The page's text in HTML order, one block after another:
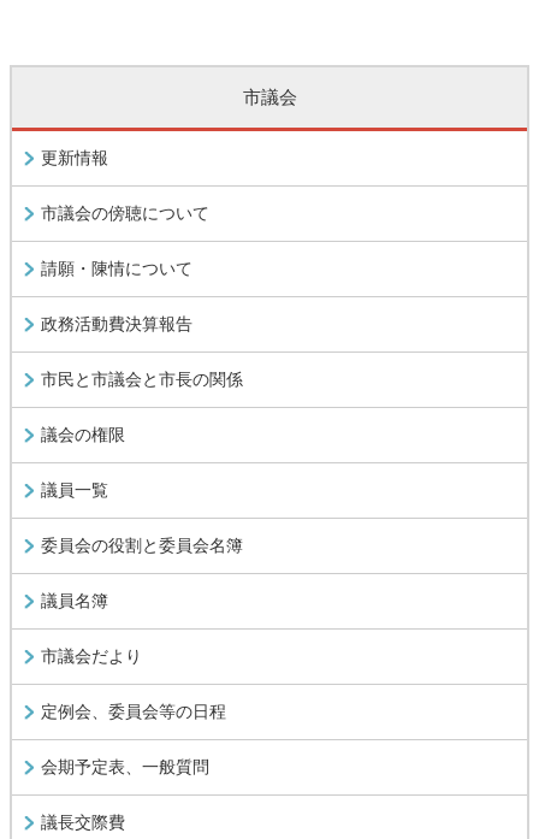
市議会
更新情報
市議会の傍聴について
請願・陳情について
政務活動費決算報告
市民と市議会と市長の関係
議会の権限
議員一覧
委員会の役割と委員会名簿
議員名簿
市議会だより
定例会、委員会等の日程
会期予定表、一般質問
議長交際費